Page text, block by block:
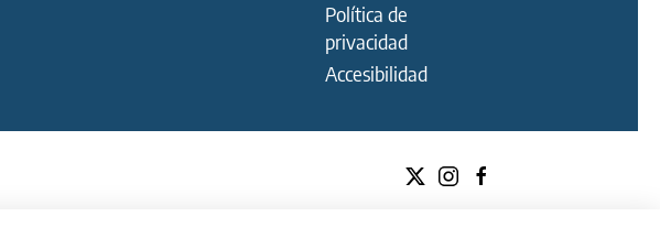
Política de
privacidad
Accesibilidad